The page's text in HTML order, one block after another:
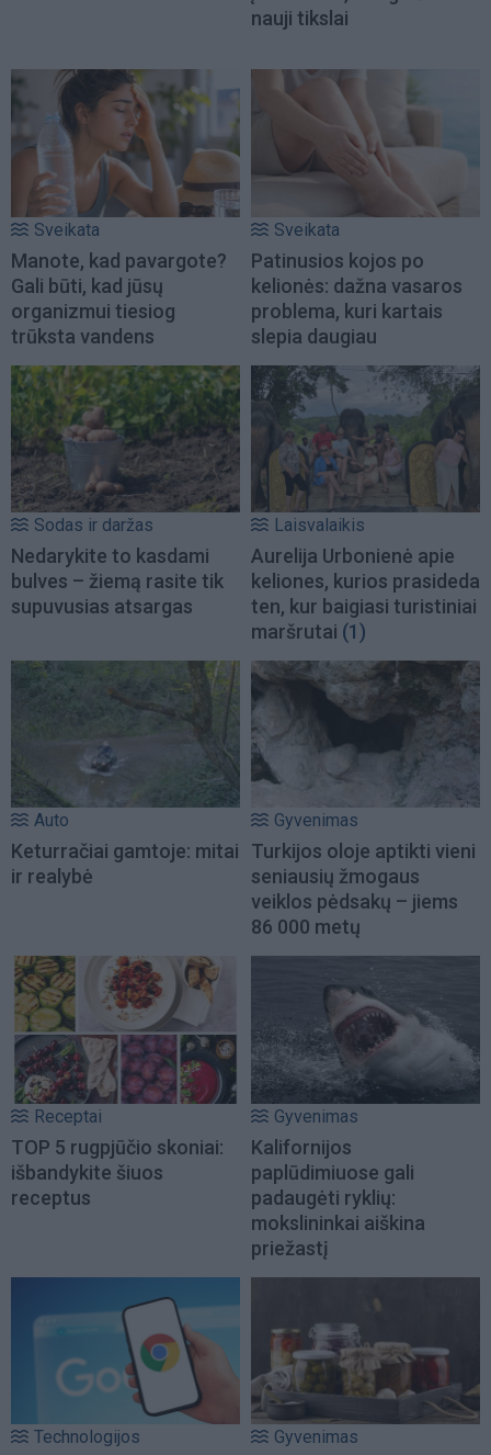
nauji tikslai
Sveikata
Manote, kad pavargote?
Gali būti, kad jūsų
organizmui tiesiog
trūksta vandens
Sveikata
Patinusios kojos po
kelionės: dažna vasaros
problema, kuri kartais
slepia daugiau
Sodas ir daržas
Nedarykite to kasdami
bulves – žiemą rasite tik
supuvusias atsargas
Laisvalaikis
Aurelija Urbonienė apie
keliones, kurios prasideda
ten, kur baigiasi turistiniai
maršrutai (1)
Auto
Keturračiai gamtoje: mitai
ir realybė
Gyvenimas
Turkijos oloje aptikti vieni
seniausių žmogaus
veiklos pėdsakų – jiems
86 000 metų
Receptai
TOP 5 rugpjūčio skoniai:
išbandykite šiuos
receptus
Gyvenimas
Kalifornijos
paplūdimiuose gali
padaugėti ryklių:
mokslininkai aiškina
priežastį
Technologijos Gyvenimas